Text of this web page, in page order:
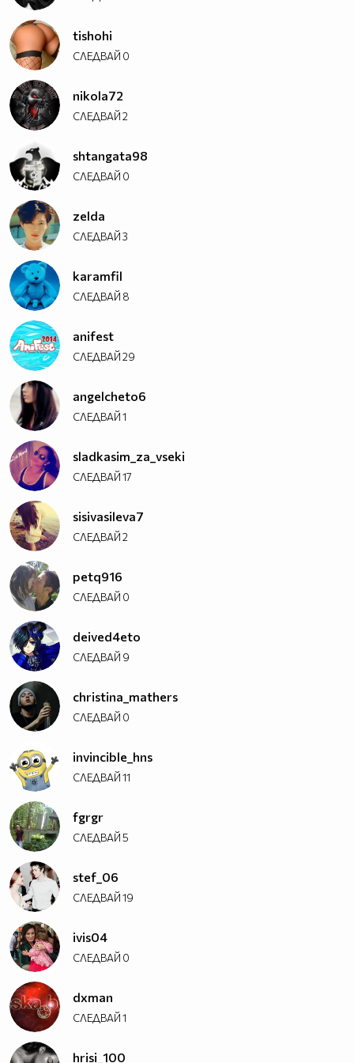
tishohi
СЛЕДВАЙ 0
nikola72
СЛЕДВАЙ2
shtangata98
СЛЕДВАЙ 0
zelda
СЛЕДВАЙ3
karamfil
СЛЕДВАЙ 8
anifest
СЛЕДВАЙ29
angelcheto6
СЛЕДВАЙ1
sladkasim_za_vseki
СЛЕДВАЙ17
sisivasileva7
СЛЕДВАЙ2
petq916
СЛЕДВАЙ 0
deived4eto
СЛЕДВАЙ 9
christina_mathers
СЛЕДВАЙ 0
invincible_hns
СЛЕДВАЙ11
fgrgr
СЛЕДВАЙ5
stef_06
СЛЕДВАЙ19
ivis04
СЛЕДВАЙ 0
dxman
СЛЕДВАЙ1
hrisi_100